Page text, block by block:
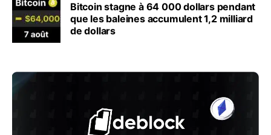
Bitcoin stagne à 64 000 dollars pendant
que les baleines accumulent 1,2 milliard
de dollars